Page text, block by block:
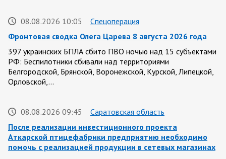
08.08.2026 10:05
Спецоперация
Фронтовая сводка Олега Царева 8 августа 2026 года
397 украинских БПЛА сбито ПВО ночью над 15 субъектами
РФ: Беспилотники сбивали над территориями
Белгородской, Брянской, Воронежской, Курской, Липецкой,
Орловской,…
08.08.2026 09:45
Саратовская область
После реализации инвестиционного проекта
Аткарской птицефабрики предприятию необходимо
помочь с реализацией продукции в сетевых магазинах